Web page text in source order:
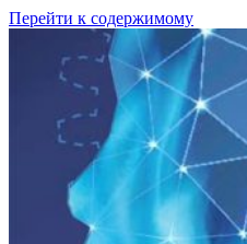
Перейти к содержимому